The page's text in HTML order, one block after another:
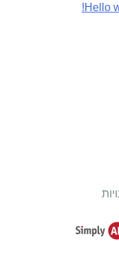
Hello